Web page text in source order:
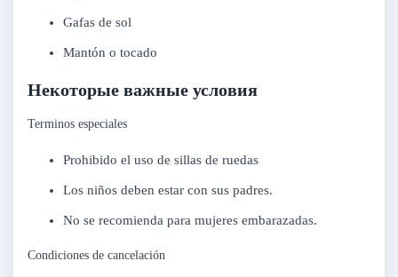
Gafas de sol
Mantón o tocado
Некоторые важные условия
Terminos especiales
Prohibido el uso de sillas de ruedas
Los niños deben estar con sus padres.
No se recomienda para mujeres embarazadas.
Condiciones de cancelación